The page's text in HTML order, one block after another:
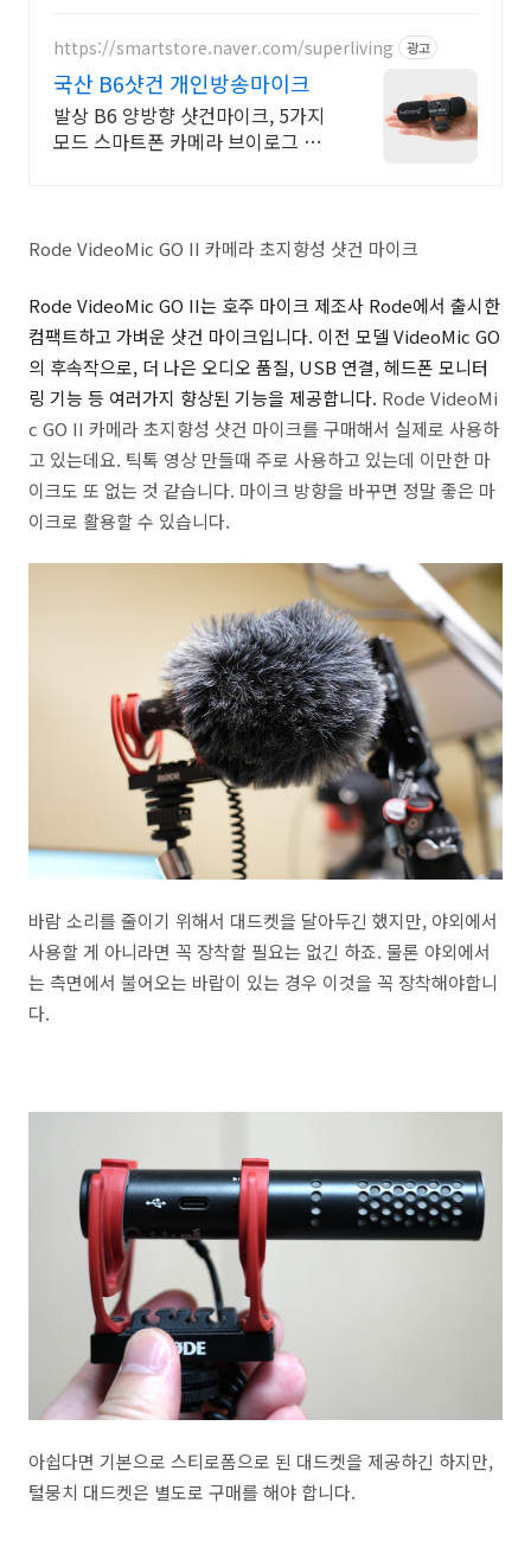
https://smartstore.naver.com/superliving 광고
국산 B6샷건 개인방송마이크
발상 B6 양방향 샷건마이크, 5가지
모드 스마트폰 카메라 브이로그 개
Rode VideoMic GO II 카메라 초지향성 샷건 마이크
Rode VideoMic GO II는 호주 마이크 제조사 Rode에서 출시한
컴팩트하고 가벼운 샷건 마이크입니다. 이전 모델 VideoMic GO
의 후속작으로, 더 나은 오디오 품질, USB 연결, 헤드폰 모니터
링 기능 등 여러가지 향상된 기능을 제공합니다. Rode VideoMi
c GO II 카메라 초지향성 샷건 마이크를 구매해서 실제로 사용하
고 있는데요. 틱톡 영상 만들때 주로 사용하고 있는데 이만한 마
이크도 또 없는 것 같습니다. 마이크 방향을 바꾸면 정말 좋은 마
이크로 활용할 수 있습니다.
바람 소리를 줄이기 위해서 대드켓을 달아두긴 했지만, 야외에서
사용할 게 아니라면 꼭 장착할 필요는 없긴 하죠. 물론 야외에서
는 측면에서 불어오는 바랍이 있는 경우 이것을 꼭 장착해야합니
다.
아쉽다면 기본으로 스티로폼으로 된 대드켓을 제공하긴 하지만,
털뭉치 대드켓은 별도로 구매를 해야 합니다.